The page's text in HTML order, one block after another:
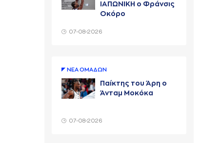
ΙΑΠΩΝΙΚΗ ο Φράνσις
Οκόρο
07-08-2026
ΝΕA ΟΜAΔΩΝ
Παίκτης του Άρη ο
Άνταμ Μοκόκα
07-08-2026